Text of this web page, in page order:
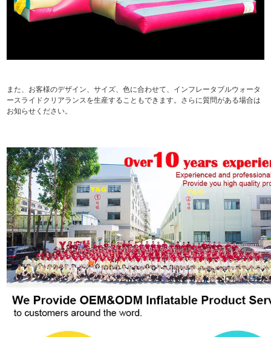
また、お客様のデザイン、サイズ、色に合わせて、インフレータブルウォータ
ースライドクリアランスを生産することもできます。さらに質問がある場合は
お知らせください。